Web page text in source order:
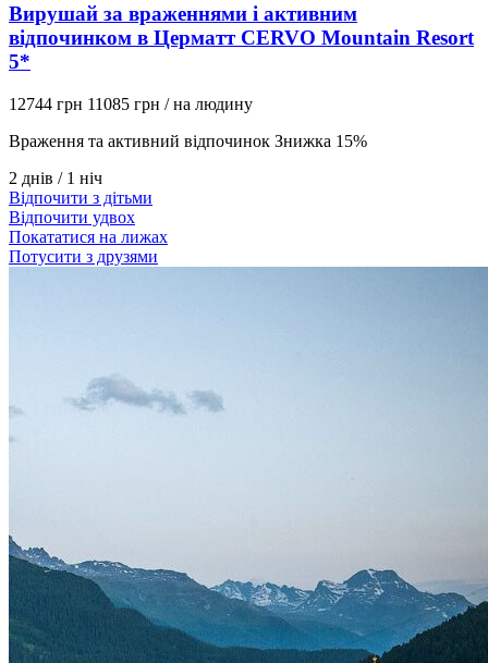
Вирушай за враженнями і активним
відпочинком в Церматт CERVO Mountain Resort
5*
12744 грн 11085 грн / на людину
Враження та активний відпочинок Знижка 15%
2 днів / 1 ніч
Відпочити з дітьми
Відпочити удвох
Покататися на лижах
Потусити з друзями